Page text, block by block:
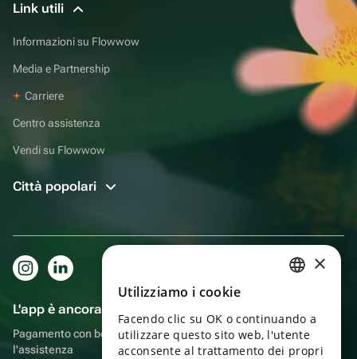
Link utili
Informazioni su Flowwow
Media e Partnership
Carriere
Centro assistenza
Vendi su Flowwow
Città popolari
L'app è ancora più comoda!
Pagamento con bonus, autoconsegna, comoda chat con
l'assistenza
ENGLISH
UKRAINIAN
×
Utilizziamo i cookie
Facendo clic su OK o continuando a
utilizzare questo sito web, l'utente
acconsente al trattamento dei propri